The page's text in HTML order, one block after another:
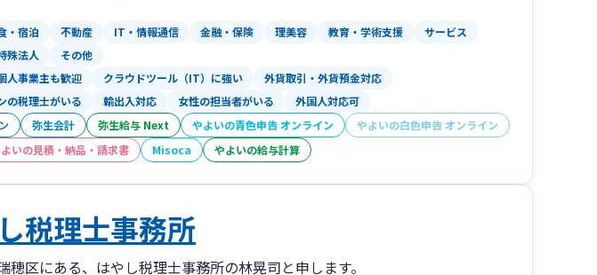
・宿泊 不動産 IT・情報通信 金融・保険 理美容 教育・学術支援
サービス
殊法人 その他
人事業主も歓迎 クラウドツール（IT）に強い
外貨取引・外貨預金対応
の税理士がいる 輸出入対応 女性の担当者がいる 外国人対応可
弥生会計 弥生給与 Next やよいの青色申告 オンライン
やよいの白色申告 オンライン
いの見積・納品・請求書 Misoca やよいの給与計算
税理士事務所
穂区にある、はやし税理士事務所の林晃司と申します。